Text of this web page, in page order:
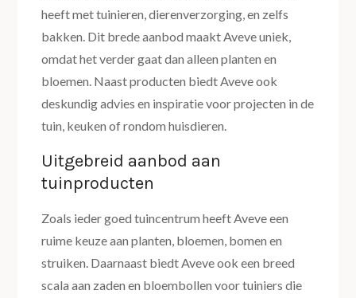
heeft met tuinieren, dierenverzorging, en zelfs
bakken. Dit brede aanbod maakt Aveve uniek,
omdat het verder gaat dan alleen planten en
bloemen. Naast producten biedt Aveve ook
deskundig advies en inspiratie voor projecten in de
tuin, keuken of rondom huisdieren.
Uitgebreid aanbod aan
tuinproducten
Zoals ieder goed tuincentrum heeft Aveve een
ruime keuze aan planten, bloemen, bomen en
struiken. Daarnaast biedt Aveve ook een breed
scala aan zaden en bloembollen voor tuiniers die